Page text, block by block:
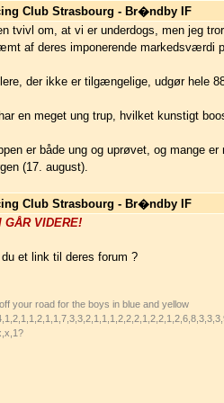
Club Strasbourg - Br�ndby IF
tvivl om, at vi er underdogs, men jeg
af deres imponerende markedsværdi
der ikke er tilgængelige, udgør hele
en meget ung trup, hvilket kunstigt
er både ung og uprøvet, og mange
(17. august).
Club Strasbourg - Br�ndby IF
GÅR VIDERE!
du et link til deres forum ?
your road for the boys in blue and yellow